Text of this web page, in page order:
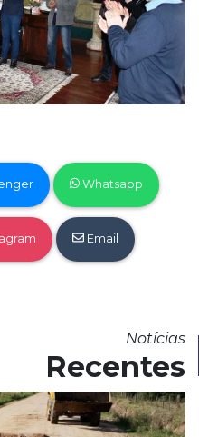
Whatsapp
Email
Notícias
Recentes